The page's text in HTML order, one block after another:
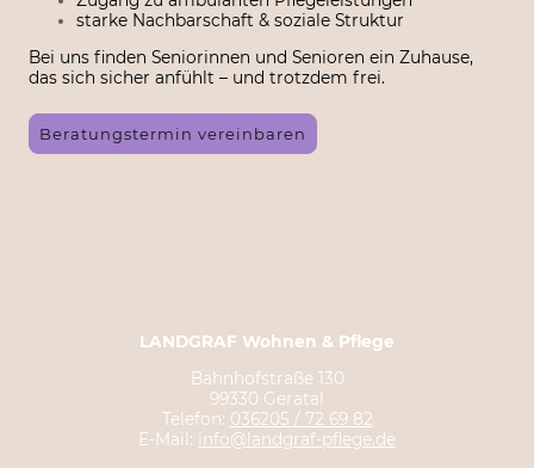
starke Nachbarschaft & soziale Struktur
Bei uns finden Seniorinnen und Senioren ein Zuhause,
das sich sicher anfühlt – und trotzdem frei.
Beratungstermin vereinbaren
LANDGRAF Wohnen & Pflege
Bahnhofstraße 130
99330 Geratal
Telefon: 036205 / 72 69 82
E-Mail: info@landgraf-pflege.de